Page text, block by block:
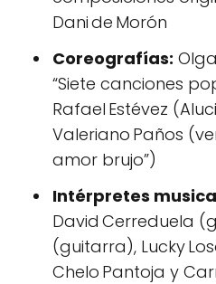
Dani de Morón
Coreografías:
“Siete canciones
Rafael Estévez
Valeriano Paños
amor brujo”)
Intérpretes
David Cerreduela
(guitarra), Lucky
Chelo Pantoja y